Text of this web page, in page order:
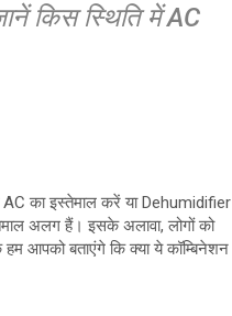
किस स्थिति में AC
का इस्तेमाल करें या Dehumidifier
अलग हैं। इसके अलावा, लोगों को
आपको बताएंगे कि क्या ये कॉम्बिनेशन